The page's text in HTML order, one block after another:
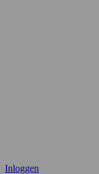
Inloggen